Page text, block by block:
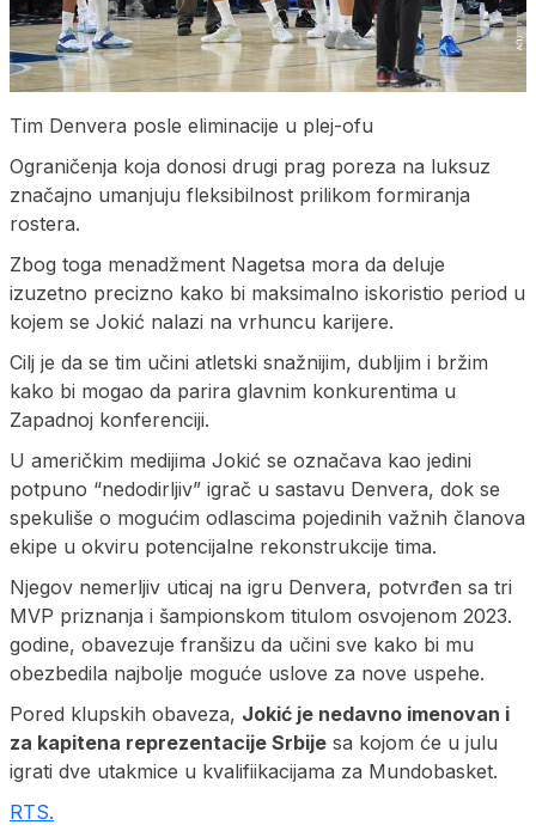
Tim Denvera posle eliminacije u plej-ofu
Ograničenja koja donosi drugi prag poreza na luksuz
značajno umanjuju fleksibilnost prilikom formiranja
rostera.
Zbog toga menadžment Nagetsa mora da deluje
izuzetno precizno kako bi maksimalno iskoristio period u
kojem se Jokić nalazi na vrhuncu karijere.
Cilj je da se tim učini atletski snažnijim, dubljim i bržim
kako bi mogao da parira glavnim konkurentima u
Zapadnoj konferenciji.
U američkim medijima Jokić se označava kao jedini
potpuno “nedodirljiv” igrač u sastavu Denvera, dok se
spekuliše o mogućim odlascima pojedinih važnih članova
ekipe u okviru potencijalne rekonstrukcije tima.
Njegov nemerljiv uticaj na igru Denvera, potvrđen sa tri
MVP priznanja i šampionskom titulom osvojenom 2023.
godine, obavezuje franšizu da učini sve kako bi mu
obezbedila najbolje moguće uslove za nove uspehe.
Pored klupskih obaveza, Jokić je nedavno imenovan i
za kapitena reprezentacije Srbije sa kojom će u julu
igrati dve utakmice u kvalifiikacijama za Mundobasket.
RTS.